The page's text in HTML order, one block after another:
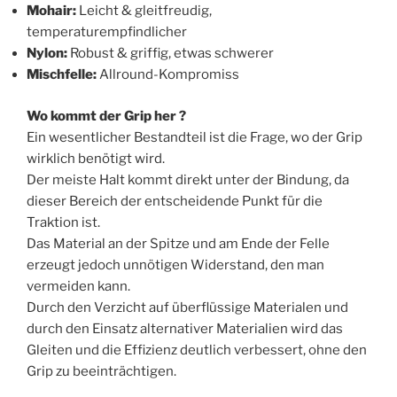
Mohair: Leicht & gleitfreudig,
temperaturempfindlicher
Nylon: Robust & griffig, etwas schwerer
Mischfelle:Allround-Kompromiss
Wo kommt der Grip her ?
Ein wesentlicher Bestandteil ist die Frage, wo der Grip
wirklich benötigt wird.
Der meiste Halt kommt direkt unter der Bindung, da
dieser Bereich der entscheidende Punkt für die
Traktion ist.
Das Material an der Spitze und am Ende der Felle
erzeugt jedoch unnötigen Widerstand, den man
vermeiden kann.
Durch den Verzicht auf überflüssige Materialen und
durch den Einsatz alternativer Materialien wird das
Gleiten und die Effizienz deutlich verbessert, ohne den
Grip zu beeinträchtigen.